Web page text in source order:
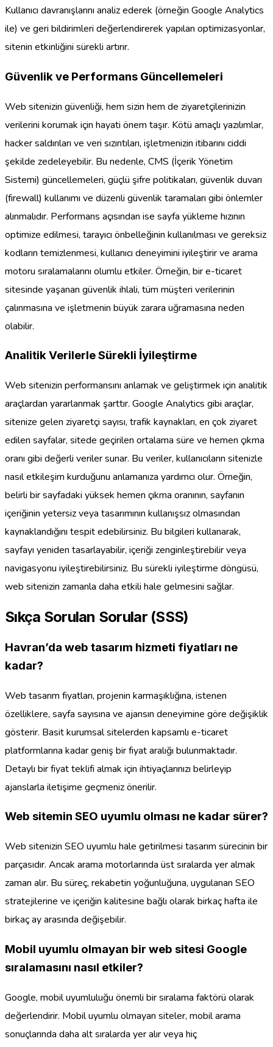
Kullanıcı davranışlarını analiz ederek (örneğin Google Analytics
ile) ve geri bildirimleri değerlendirerek yapılan optimizasyonlar,
sitenin etkinliğini sürekli artırır.
Güvenlik ve Performans Güncellemeleri
Web sitenizin güvenliği, hem sizin hem de ziyaretçilerinizin
verilerini korumak için hayati önem taşır. Kötü amaçlı yazılımlar,
hacker saldırıları ve veri sızıntıları, işletmenizin itibarını ciddi
şekilde zedeleyebilir. Bu nedenle, CMS (İçerik Yönetim
Sistemi) güncellemeleri, güçlü şifre politikaları, güvenlik duvarı
(firewall) kullanımı ve düzenli güvenlik taramaları gibi önlemler
alınmalıdır. Performans açısından ise sayfa yükleme hızının
optimize edilmesi, tarayıcı önbelleğinin kullanılması ve gereksiz
kodların temizlenmesi, kullanıcı deneyimini iyileştirir ve arama
motoru sıralamalarını olumlu etkiler. Örneğin, bir e-ticaret
sitesinde yaşanan güvenlik ihlali, tüm müşteri verilerinin
çalınmasına ve işletmenin büyük zarara uğramasına neden
olabilir.
Analitik Verilerle Sürekli İyileştirme
Web sitenizin performansını anlamak ve geliştirmek için analitik
araçlardan yararlanmak şarttır. Google Analytics gibi araçlar,
sitenize gelen ziyaretçi sayısı, trafik kaynakları, en çok ziyaret
edilen sayfalar, sitede geçirilen ortalama süre ve hemen çıkma
oranı gibi değerli veriler sunar. Bu veriler, kullanıcıların sitenizle
nasıl etkileşim kurduğunu anlamanıza yardımcı olur. Örneğin,
belirli bir sayfadaki yüksek hemen çıkma oranının, sayfanın
içeriğinin yetersiz veya tasarımının kullanışsız olmasından
kaynaklandığını tespit edebilirsiniz. Bu bilgileri kullanarak,
sayfayı yeniden tasarlayabilir, içeriği zenginleştirebilir veya
navigasyonu iyileştirebilirsiniz. Bu sürekli iyileştirme döngüsü,
web sitenizin zamanla daha etkili hale gelmesini sağlar.
Sıkça Sorulan Sorular (SSS)
Havran’da web tasarım hizmeti fiyatları ne
kadar?
Web tasarım fiyatları, projenin karmaşıklığına, istenen
özelliklere, sayfa sayısına ve ajansın deneyimine göre değişiklik
gösterir. Basit kurumsal sitelerden kapsamlı e-ticaret
platformlarına kadar geniş bir fiyat aralığı bulunmaktadır.
Detaylı bir fiyat teklifi almak için ihtiyaçlarınızı belirleyip
ajanslarla iletişime geçmeniz önerilir.
Web sitemin SEO uyumlu olması ne kadar sürer?
Web sitenizin SEO uyumlu hale getirilmesi tasarım sürecinin bir
parçasıdır. Ancak arama motorlarında üst sıralarda yer almak
zaman alır. Bu süreç, rekabetin yoğunluğuna, uygulanan SEO
stratejilerine ve içeriğin kalitesine bağlı olarak birkaç hafta ile
birkaç ay arasında değişebilir.
Mobil uyumlu olmayan bir web sitesi Google
sıralamasını nasıl etkiler?
Google, mobil uyumluluğu önemli bir sıralama faktörü olarak
değerlendirir. Mobil uyumlu olmayan siteler, mobil arama
sonuçlarında daha alt sıralarda yer alır veya hiç